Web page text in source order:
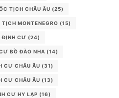
TỊCH CHÂU ÂU (25)
MONTENEGRO (15)
ĐỊNH CƯ (24)
BỒ ĐÀO NHA (14)
CƯ CHÂU ÂU (31)
CƯ CHÂU ÂU (13)
CƯ HY LẠP (16)